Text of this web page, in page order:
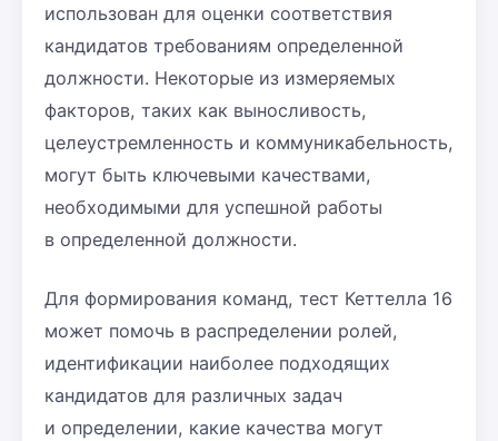
использован для оценки соответствия
кандидатов требованиям определенной
должности. Некоторые из измеряемых
факторов, таких как выносливость,
целеустремленность и коммуникабельность,
могут быть ключевыми качествами,
необходимыми для успешной работы
в определенной должности.
Для формирования команд, тест Кеттелла 16
может помочь в распределении ролей,
идентификации наиболее подходящих
кандидатов для различных задач
и определении, какие качества могут